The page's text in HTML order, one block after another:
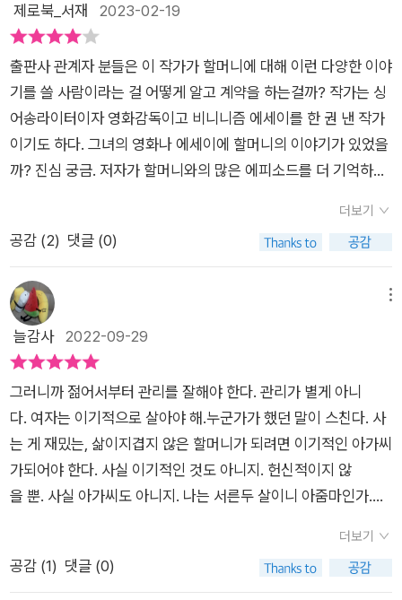
감이 넘치는 할머니. 병원이나 시장, 버스 정류장 같은 곳에서 쉽
게 만날 수 있는 분들이다. 책에 등장한 것처럼 무얼 샀냐고 묻고
일면식이 없는 사이인데도 오랜 친분이 있는 것처럼 대화를 나누
는 할머니의 모습은 여전히 놀랍다. 무엇이라도 하나 더 주고 싶
은 마음, 그 마음은 어디서 시작된 것일까. 어른이 되고부터 아이
들과 학생들이 다 예뻐 보이는 그런 마음과 비슷한 것일까. 유독
할머니들은 왜 그럴까. 할머니들은 때때로 겁이 없다. 남에게 도
친구는 지하철에서 만난 할머니가 빵을 주셔서 마스크 속으로 쏘
옥 넣어 먹고 온 일도 있다. 할머니들은 알고 있는 것 같다. 도와
주고 도움받는 일은 부끄럽지 않다는 것을. (52쪽)작가가 만난
할머니는 우리가 주변에서 흔하게 볼 수 있는 분들이다. 그래서
더 친숙하게 빠져들고 할머니를 응원하는 동시에 속상한 마음도
크다. 주어진 시간에 맞춰 한 번에 횡단보도를 건널 수 없는 할머
약에 대한 안내문을 읽기 힘든 할머니. 이게 할머니의 현실이니
까. 자연의 이치로 신체의 노화 현상으로 받아들여야 할까. 어디
그뿐인가. 건물 청소를 하는 할머니, 손자 손녀를 돌보는 할머니,
자식의 돌봄을 받지 못하는 사각 시대에 놓인 할머니의 사정은 훨
씬 더 어렵다. 그러니 어쩌면 안전한 할머니, 소외받지 않는 할머
니가 되는 건 작가의 말처럼 어려울지도 모른다.할머니가 되고 싶
은데 장애물이 참 많다. 또 당연히 안전한 할머니, 소외받지 않는
제로북_서재 2023-02-19
출판사 관계자 분들은 이 작가가 할머니에 대해 이런 다양한 이야
기를 쓸 사람이라는 걸 어떻게 알고 계약을 하는걸까? 작가는 싱
어송라이터이자 영화감독이고 비니니즘 에세이를 한 권 낸 작가
이기도 하다. 그녀의 영화나 에세이에 할머니의 이야기가 있었을
까? 진심 궁금. 저자가 할머니와의 많은 에피소드를 더 기억하고
요소가 지금보다 많았겠다. 싶다. 영화 ‘집으로’에서 나오는 손주
에게 모든 것을 다 드리리~ 하는 할머니의 모습은 기대하지 마시
읽고, 겪고, 본 할머니들의 이야기. 그리고 저자의 생각들이 기록
되어 있다. 할머니들의 이야기는 언제나 옳다.- 갈치는 항상 ‘칼
치’였고, 배드민턴은 ‘배뜨민뜨’, 참외는 ‘차미’였다. 할머니가 저
의 무른 부분은 빨간색이 아닌 분홍색이 된다. 할머니는 나에게
딸기를 줄 때 그 부분을 다 도려내고 주었다. 엄마는 그냥 주는데.
어린 맘에 할머니가 건네준 구멍 난 딸기를 먹으며 엄마보다 할머
니가 나를 더 사랑한다고 느꼈다.(우리 할머니도 그러셨는데 🥹
🥹) - 내 인생 철학은요. 내가 하고 싶은 거 하는 거예요. 남의 박
자는 좆같은 박자다, 내 박자가 맞는 박자다. By 박막례 + 아녜스
바르다 감독이 궁금하네. 일제시대에 태어나 전쟁을 겪은 우리 할
더보기
공감 (2) 댓글 (0)
늘감사2022-09-29
그러니까 젊어서부터 관리를 잘해야 한다. 관리가 별게 아니
다. 여자는 이기적으로 살아야 해.누군가가 했던 말이 스친다. 사
는 게 재밌는, 삶이지겹지 않은 할머니가 되려면 이기적인 아가씨
가되어야 한다. 사실 이기적인 것도 아니지. 헌신적이지 않
을 뿐. 사실 아가씨도 아니지. 나는 서른두 살이니 아줌마인가.아
편 밥, 아들 밥, 가족 밥을 차리는인생이 지겹고 싫을 수는 있어
도 삶 자체가 지겹지는 않을 것이다. 살 만큼 살았다는 말은 거짓
더보기
공감 (1) 댓글 (0)